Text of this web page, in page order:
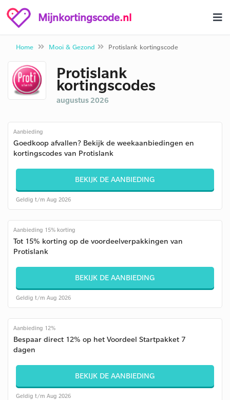
Mijnkortingscode.nl
Home Mooi & Gezond Protislank kortingscode
Protislank
kortingscodes
augustus 2026
Aanbieding
Goedkoop afvallen? Bekijk de weekaanbiedingen en
kortingscodes van Protislank
BEKIJK DE AANBIEDING
Geldig t/m Aug 2026
Aanbieding 15% korting
Tot 15% korting op de voordeelverpakkingen van
Protislank
BEKIJK DE AANBIEDING
Geldig t/m Aug 2026
Aanbieding 12%
Bespaar direct 12% op het Voordeel Startpakket 7
dagen
BEKIJK DE AANBIEDING
Geldig t/m Aug 2026